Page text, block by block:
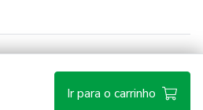
Ir para o carrinho